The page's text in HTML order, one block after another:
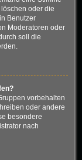
oder die
Benutzer
Moderatoren oder
soll die
vorbehalten
oder andere
besondere
nach